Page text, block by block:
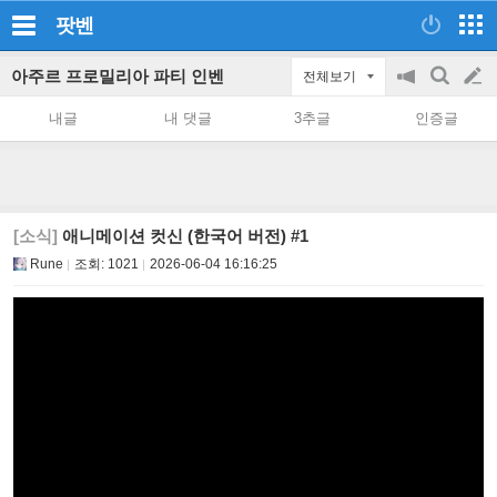
팟벤
아주르 프로밀리아 파티 인벤 전체보기
공
on/off
검
색
글
쓰
내글 내 댓글 3추글 인증글
[소식] 애니메이션 컷신 (한국어 버전) #1
Rune 조회: 1021 2026-06-04 16:16:25